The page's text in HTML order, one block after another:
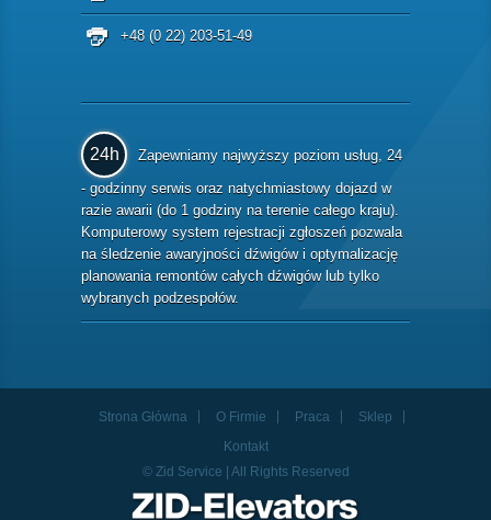
+48 (0 22) 203-51-49
24h
Zapewniamy najwyższy poziom usług, 24
- godzinny serwis oraz natychmiastowy dojazd w
razie awarii (do 1 godziny na terenie całego kraju).
Komputerowy system rejestracji zgłoszeń pozwala
na śledzenie awaryjności dźwigów i optymalizację
planowania remontów całych dźwigów lub tylko
wybranych podzespołów.
Strona Główna O Firmie Praca
Sklep
Kontakt
© Zid Service | All Rights Reserved